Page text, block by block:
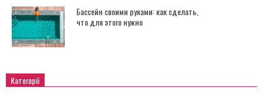
Бассейн своими руками: как сделать,
что для этого нужно
Категорії